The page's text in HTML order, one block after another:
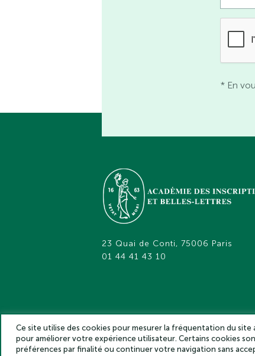
* En
23 Quai de Conti, 75006 Paris
01 44 41 43 10
Académie des inscriptions et belles
Ce site utilise des cookies pour mesurer la fréquentation du
pour améliorer votre expérience utilisateur. Certains cookies
préférences par finalité ou continuer votre navigation sans